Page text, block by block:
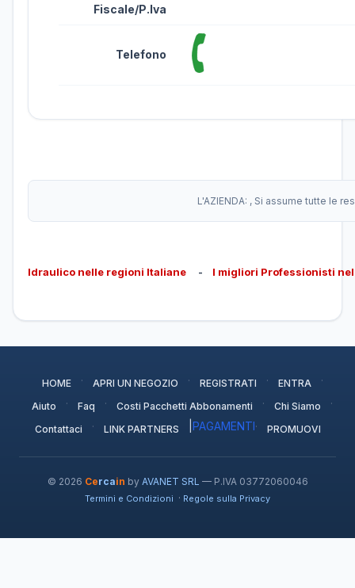
Fiscale/P.Iva
Telefono
L'AZIENDA: , Si assume tutte le
Idraulico nelle regioni Italiane - I migliori Professionisti
HOME · APRI UN NEGOZIO · REGISTRATI · ENTRA ·
Aiuto · Faq · Costi Pacchetti Abbonamenti · Chi Siamo ·
Contattaci · LINK PARTNERS PAGAMENTI· PROMUOVI
© 2026 Cercain by AVANET SRL — P.IVA 03772060046
Termini e Condizioni · Regole sulla Privacy